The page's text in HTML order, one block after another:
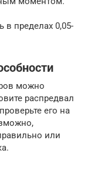
пределах 0,05-
можно
распредвал
его на
или